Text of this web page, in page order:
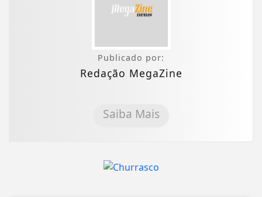
Publicado por:
Redação MegaZine
Saiba Mais